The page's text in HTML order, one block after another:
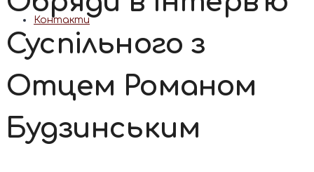
Контакти
Суспільного з
Отцем Романом
Будзинським